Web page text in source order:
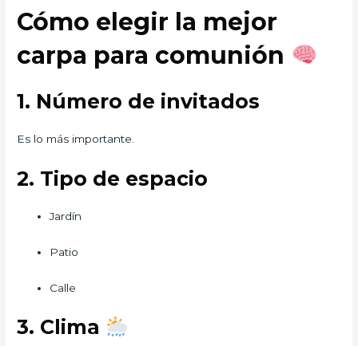
Cómo elegir la mejor
carpa para comunión
1. Número de invitados
Es lo más importante.
2. Tipo de espacio
Jardín
Patio
Calle
3. Clima